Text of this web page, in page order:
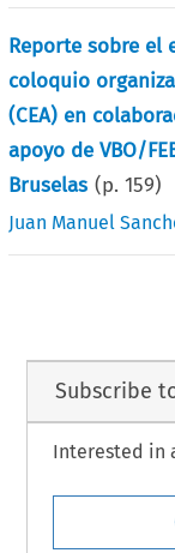
Reporte sobre el
coloquio
(CEA) en
apoyo de VBO/
Bruselas (p.159)
Juan Manuel
Subscribe
Interested in